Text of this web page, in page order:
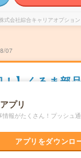
式会社綜合キャリアオプショ
07
！】くるま部
土日祝日が休み
西市
から車10分
プリ
報がたくさん！プッシュ
アプリをダウンロ